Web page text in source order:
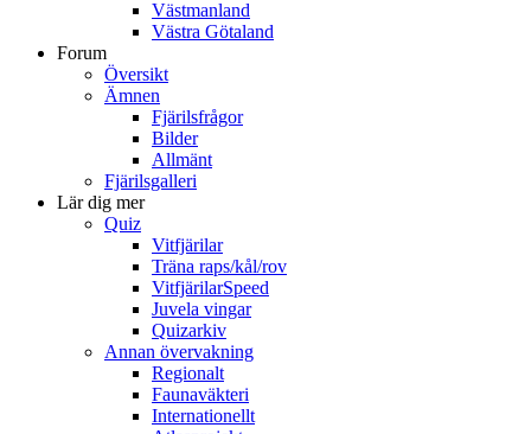
Västmanland
Västra Götaland
Forum
Översikt
Ämnen
Fjärilsfrågor
Bilder
Allmänt
Fjärilsgalleri
Lär dig mer
Quiz
Vitfjärilar
Träna raps/kål/rov
VitfjärilarSpeed
Juvela vingar
Quizarkiv
Annan övervakning
Regionalt
Faunaväkteri
Internationellt